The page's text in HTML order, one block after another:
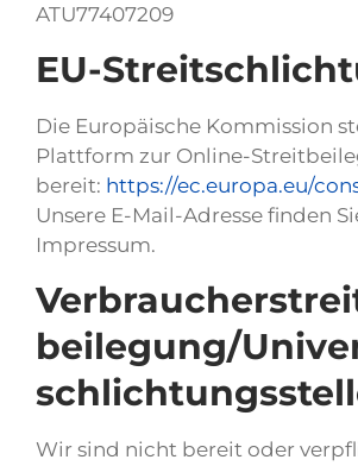
ATU77407209
EU-
Die Europäische Kommission
Plattform zur Online-
bereit: https://ec.europa.eu/
Unsere E-Mail-Adresse finden
Impressum.
beilegung/
Wir sind nicht bereit oder